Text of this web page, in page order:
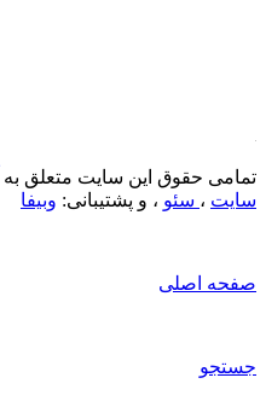
تمامی حقوق این سایت متعلق به
سایت ، سئو ، و پشتیبانی: وبیفا
صفحه اصلی
جستجو